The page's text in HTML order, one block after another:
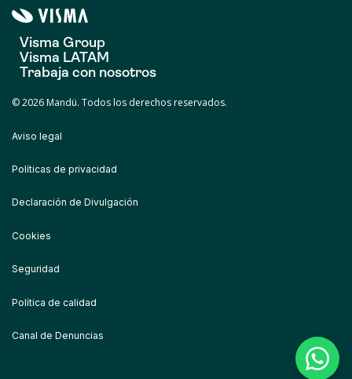
Visma Group
Visma LATAM
Trabaja con nosotros
© 2026 Mandü. Todos los derechos reservados.
Aviso legal
Políticas de privacidad
Declaración de Divulgación
Cookies
Seguridad
Política de calidad
Canal de Denuncias